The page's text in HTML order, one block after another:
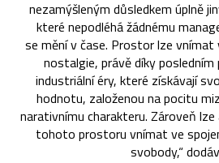
nezamýšleným důsledkem úplně
které nepodléhá žádnému
se mění v čase. Prostor lze
nostalgie, právě díky
industriální éry, které získávají
hodnotu, založenou na pocitu
narativnímu charakteru. Zároveň
tohoto prostoru vnímat ve
svobody,“